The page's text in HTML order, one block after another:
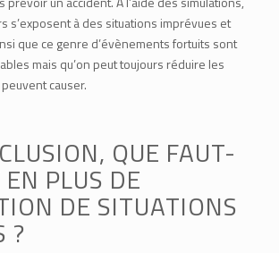
s’exposent à des situations imprévues et
que ce genre d’évènements fortuits sont
mais qu’on peut toujours réduire les
causer.
QUE FAUT-
PLUS DE
DE SITUATIONS
?